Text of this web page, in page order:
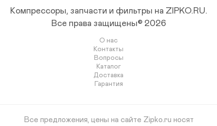
Компрессоры, запчасти и фильтры на ZIPKO.RU.
Все права защищены© 2026
О нас
Контакты
Вопросы
Каталог
Доставка
Гарантия
Все предложения, цены на сайте Zipko.ru носят